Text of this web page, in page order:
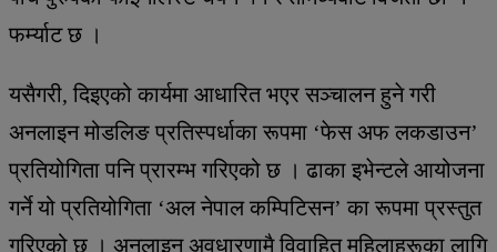
फर्म्याट छ ।
यसैगरी, दिइएको कार्यमा आधारित भएर सञ्चालन हुने गरी
अनलाइन मोडलिङ प्रतिस्पर्धाका रूपमा ‘फेस अफ लकडाउन’
प्रतियोगिता पनि प्रारम्भ गरिएको छ । ढाका इभेन्टले आयोजना
गर्ने यो प्रतियोगिता ‘अल नेपाल कम्पिटिसन’ का रूपमा प्रस्तुत
गरिएको छ । अनलाइन अवधारणामै विवाहित महिलाहरूका लागि